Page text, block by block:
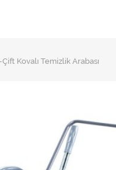
Kovalı Temizlik Arabası